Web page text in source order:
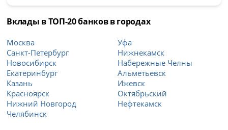
Вклады в ТОП-20 банков в городах
Москва
Санкт-Петербург
Новосибирск
Екатеринбург
Казань
Красноярск
Нижний Новгород
Челябинск
Уфа
Нижнекамск
Набережные Челны
Альметьевск
Ижевск
Октябрьский
Нефтекамск